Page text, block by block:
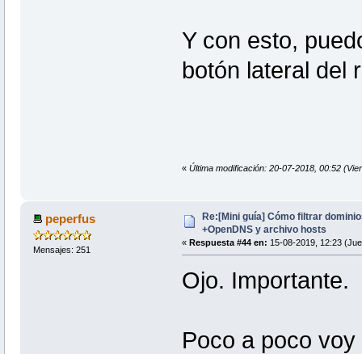
Y con esto,
botón lateral del
« Última modificación: 20-07-2018, 00:52
peperfus
Mensajes: 251
Re:[Mini guía] Cómo filtrar
+OpenDNS y archivo hosts
« Respuesta #44 en: 15-08-2019, 12:23
Ojo. Importante.
Poco a poco